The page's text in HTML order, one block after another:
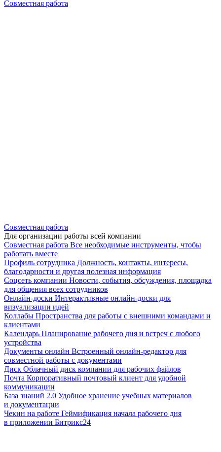
Совместная работа
Совместная работа
Для организации работы всей компании
Совместная работа Все необходимые инструменты, чтобы
работать вместе
Профиль сотрудника Должность, контакты, интересы,
благодарности и другая полезная информация
Соцсеть компании Новости, события, обсуждения, площадка
для общения всех сотрудников
Онлайн-доски Интерактивные онлайн-доски для
визуализации идей
Коллабы Пространства для работы с внешними командами и
клиентами
Календарь Планирование рабочего дня и встреч с любого
устройства
Документы онлайн Встроенный онлайн-редактор для
совместной работы с документами
Диск Облачный диск компании для рабочих файлов
Почта Корпоративный почтовый клиент для удобной
коммуникации
База знаний 2.0 Удобное хранение учебных материалов
и документации
Чекин на работе Геймификация начала рабочего дня
в приложении Битрикс24